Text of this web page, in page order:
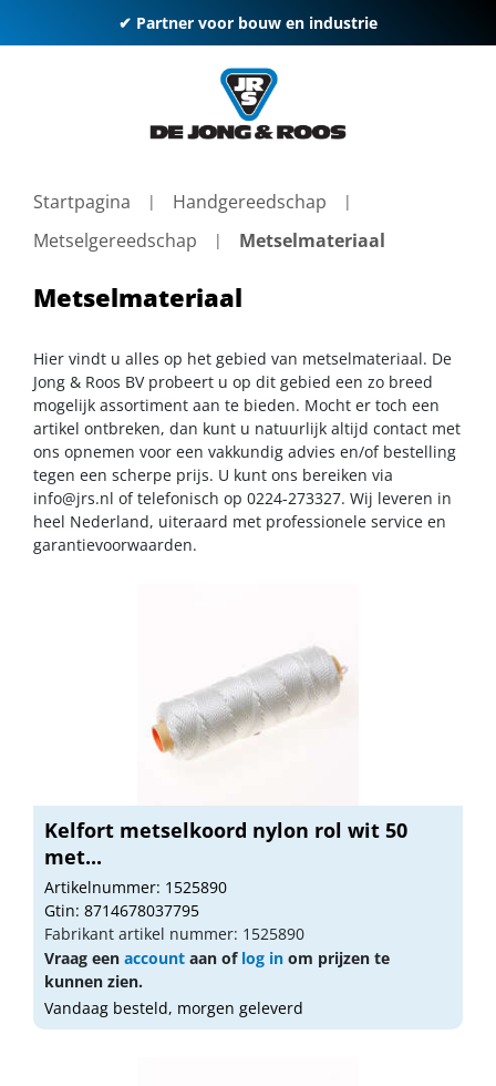
✔ Partner voor bouw en industrie
Startpagina
Handgereedschap
Metselgereedschap
Metselmateriaal
Metselmateriaal
Hier vindt u alles op het gebied van metselmateriaal. De
Jong & Roos BV probeert u op dit gebied een zo breed
mogelijk assortiment aan te bieden. Mocht er toch een
artikel ontbreken, dan kunt u natuurlijk altijd contact met
ons opnemen voor een vakkundig advies en/of bestelling
tegen een scherpe prijs. U kunt ons bereiken via
info@jrs.nl of telefonisch op 0224-273327. Wij leveren in
heel Nederland, uiteraard met professionele service en
garantievoorwaarden.
Kelfort metselkoord nylon rol wit 50
met...
Artikelnummer: 1525890
Gtin: 8714678037795
Fabrikant artikel nummer: 1525890
Vraag een account aan of log in om prijzen te
kunnen zien.
Vandaag besteld, morgen geleverd